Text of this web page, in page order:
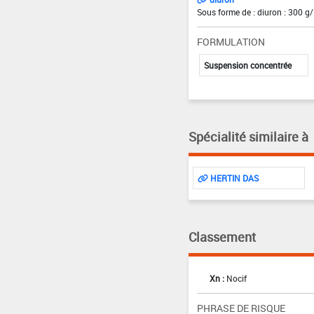
Sous forme de : diuron : 300
FORMULATION
Suspension concentrée
Spécialité similaire à
HERTIN DAS
Classement
Xn : Nocif
PHRASE DE RISQUE